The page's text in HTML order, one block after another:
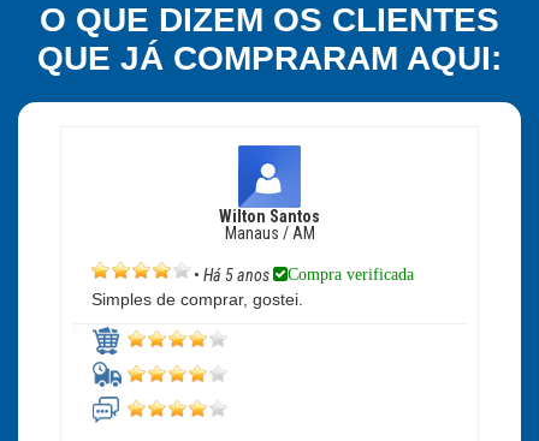
O QUE DIZEM OS CLIENTES
QUE JÁ COMPRARAM AQUI:
Wilton Santos
Manaus / AM
• Há 5 anos Compra verificada
Simples de comprar, gostei.